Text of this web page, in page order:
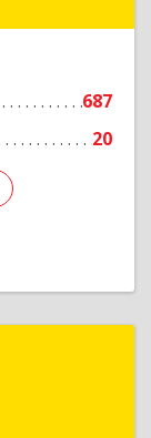
687
20
г,